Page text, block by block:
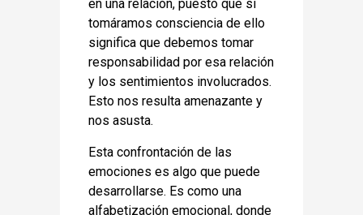
en una relación, puesto que si
tomáramos consciencia de ello
significa que debemos tomar
responsabilidad por esa relación
y los sentimientos involucrados.
Esto nos resulta amenazante y
nos asusta.
Esta confrontación de las
emociones es algo que puede
desarrollarse. Es como una
alfabetización emocional, donde